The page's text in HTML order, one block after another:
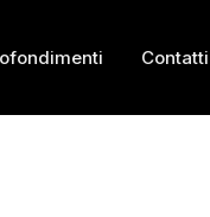
Contatti